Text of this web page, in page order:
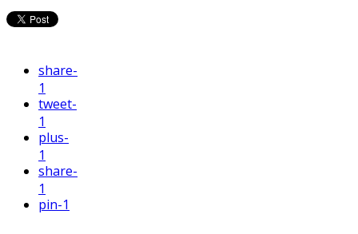
share-
1
tweet-
1
plus-
1
share-
1
pin-1